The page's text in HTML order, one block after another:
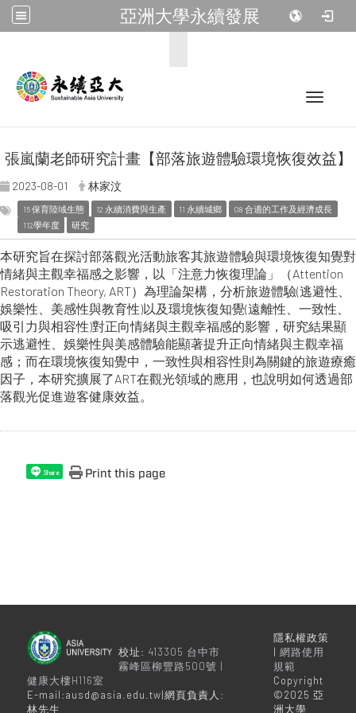
亞洲大學永續發展
Toggle
張嵐蘭老師研究計畫【部落旅遊體驗環境恢復效益】
2023-08-01 林家汶
15 保育陸域生態 12 永續消費與生產 11 永續城鄉
08 合適的工作及經濟成長
112學年度
研究
本研究旨在探討部落觀光活動旅客其旅遊體驗與環境恢復知覺對
情緒與主觀幸福感之影響，以「注意力恢復理論」（Attention
Restoration Theory, ART）為理論架構，分析旅遊體驗(逃避性、
娛樂性、美感性與教育性)以及環境恢復知覺(遠離性、一致性、
吸引力與相容性)對正向情緒與主觀幸福感的影響，研究結果顯
示逃避性、娛樂性與美感體驗能顯著提升正向情緒與主觀幸福
感；而在環境恢復知覺中，一致性與相容性則為關鍵的旅遊療癒
因子，本研究擴展了ART在觀光領域的應用，也說明如何透過部
落觀光促進遊客健康效益。
Share Print this page
校址: 413305 台中市
霧峰區柳豐路500號 |
健康大樓H116室
E-mail:ausd@asia.edu.tw|網頁負責人:
林先生
隱私權政策
| 網路使用
規範
Copyright
©2025 亞
洲大學